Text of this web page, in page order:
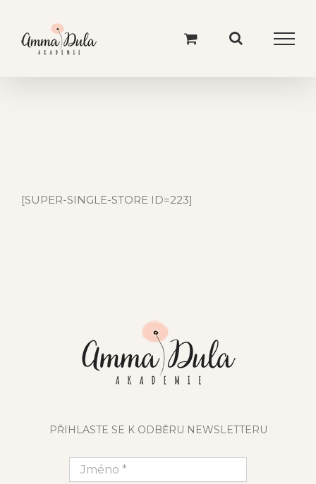
content
[SUPER-SINGLE-STORE ID=223]
PŘIHLASTE SE K ODBĚRU NEWSLETTERU